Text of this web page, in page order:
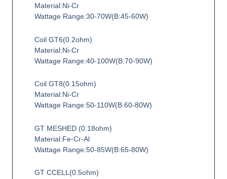
Material:Ni-Cr
Wattage Range:30-70W(B:45-60W)
Coil GT6(0.2ohm)
Material:Ni-Cr
Wattage Range:40-100W(B:70-90W)
Coil GT8(0.15ohm)
Material:Ni-Cr
Wattage Range:50-110W(B:60-80W)
GT MESHED (0.18ohm)
Material:Fe-Cr-Al
Wattage Range:50-85W(B:65-80W)
GT CCELL(0.5ohm)